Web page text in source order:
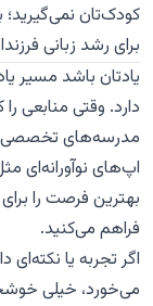
کودک‌تان نمی‌گیرید؛
برای رشد زبانی
یادتان باشد مسیر
دارد. وقتی منابعی
مدرسه‌های تخصصی و
اپ‌های نوآورانه‌ای
بهترین فرصت را
فراهم می‌کنید.
اگر تجربه یا
می‌خورد، خیلی